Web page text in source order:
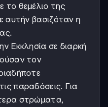
το θεμέλιο της
αυτήν βασιζόταν η
Εκκλησία σε διαρκή
τον
παραδόσεις. Για
στρώματα,